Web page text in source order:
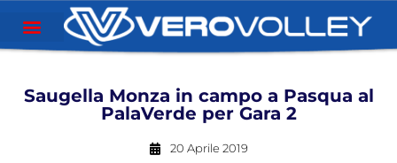
Saugella Monza in campo a Pasqua al
PalaVerde per Gara 2
20 Aprile 2019